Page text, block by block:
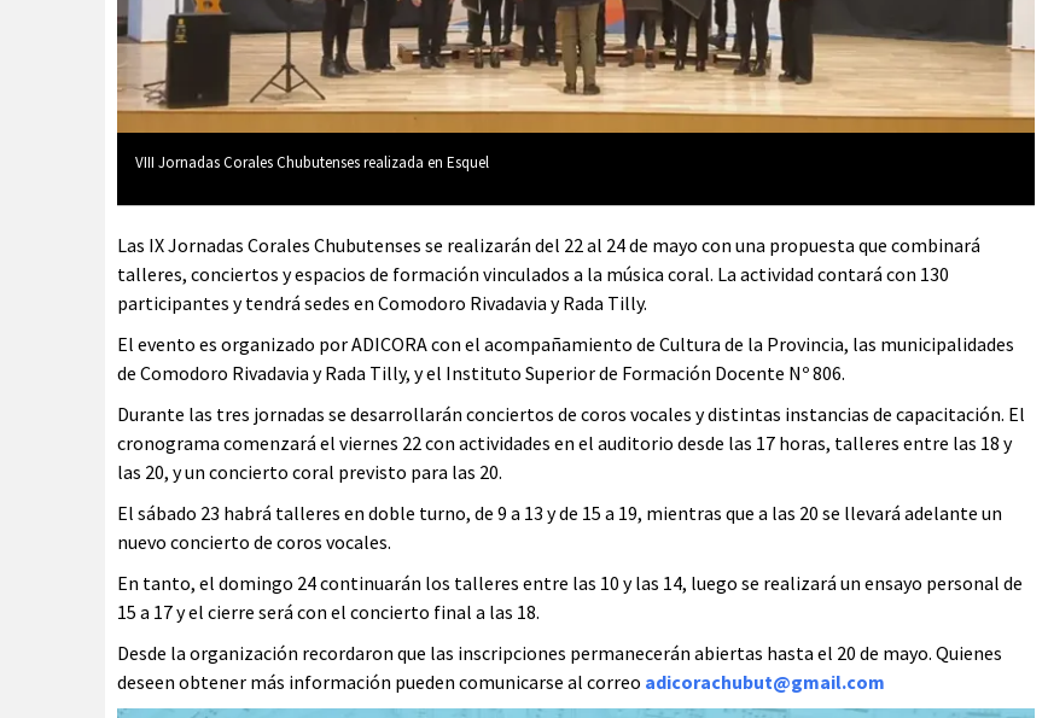
VIII Jornadas Corales Chubutenses realizada en Esquel
Las IX Jornadas Corales Chubutenses se realizarán del 22 al 24 de mayo con una propuesta que combinará
talleres, conciertos y espacios de formación vinculados a la música coral. La actividad contará con 130
participantes y tendrá sedes en Comodoro Rivadavia y Rada Tilly.
El evento es organizado por ADICORA con el acompañamiento de Cultura de la Provincia, las municipalidades
de Comodoro Rivadavia y Rada Tilly, y el Instituto Superior de Formación Docente Nº 806.
Durante las tres jornadas se desarrollarán conciertos de coros vocales y distintas instancias de capacitación. El
cronograma comenzará el viernes 22 con actividades en el auditorio desde las 17 horas, talleres entre las 18 y
las 20, y un concierto coral previsto para las 20.
El sábado 23 habrá talleres en doble turno, de 9 a 13 y de 15 a 19, mientras que a las 20 se llevará adelante un
nuevo concierto de coros vocales.
En tanto, el domingo 24 continuarán los talleres entre las 10 y las 14, luego se realizará un ensayo personal de
15 a 17 y el cierre será con el concierto final a las 18.
Desde la organización recordaron que las inscripciones permanecerán abiertas hasta el 20 de mayo. Quienes
deseen obtener más información pueden comunicarse al correo adicorachubut@gmail.com